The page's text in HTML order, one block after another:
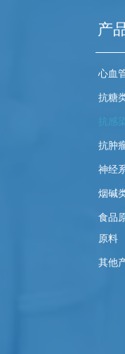
产
心血
抗糖
抗感
抗肿
神经
烟碱
食品
原料
其他